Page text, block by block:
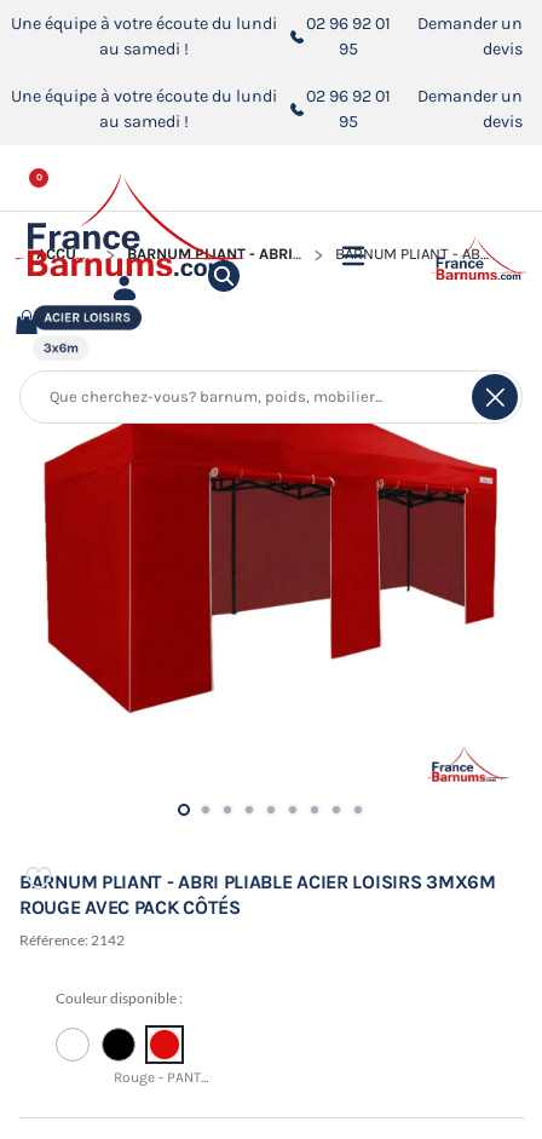
Une équipe à votre écoute du lundi
au samedi !
02 96 92 01
95
Demander un
devis
Une équipe à votre écoute du lundi
au samedi !
02 96 92 01
95
Demander un
devis
0
ACCUEIL BARNUM PLIANT - ABRI PLIABLE ACIER LOISIRS BARNUM PLIANT - ABRI PLIABLE ACIER LOISIRS 3MX6M ROUGE AVEC PACK CÔTÉS
BARNUM PLIANT - ABRI PLIABLE ACIER LOISIRS 3MX6M
ROUGE AVEC PACK CÔTÉS
Référence: 2142
Couleur disponible :
Rouge - PANTONE 18-1663 TCX